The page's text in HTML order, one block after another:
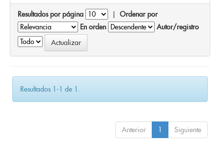
Resultados por página | Ordenar por
En orden
Autor/registro
Resultados 1-1 de 1.
Anterior 1 Siguiente